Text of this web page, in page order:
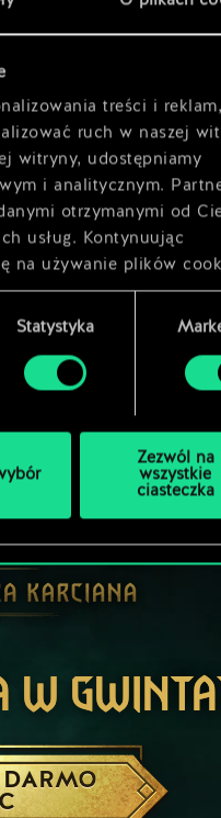
treści i
ruch w naszej
witryny, udostępniamy
i analitycznym.
otrzymanymi od
usług. Kontynuując
na używanie plików
Statystyka
Zezwól na
wszystkie
ciasteczka
W